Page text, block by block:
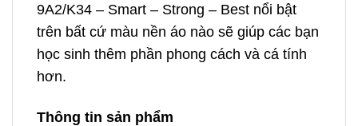
9A2/K34 – Smart – Strong – Best nổi bật
trên bất cứ màu nền áo nào sẽ giúp các bạn
học sinh thêm phần phong cách và cá tính
hơn.
Thông tin sản phẩm